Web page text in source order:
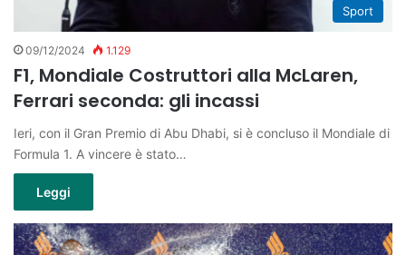
Sport
09/12/2024 1.129
F1, Mondiale Costruttori alla McLaren,
Ferrari seconda: gli incassi
Ieri, con il Gran Premio di Abu Dhabi, si è concluso il Mondiale di
Formula 1. A vincere è stato…
Leggi